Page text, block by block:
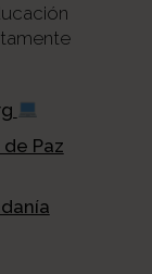
Paz